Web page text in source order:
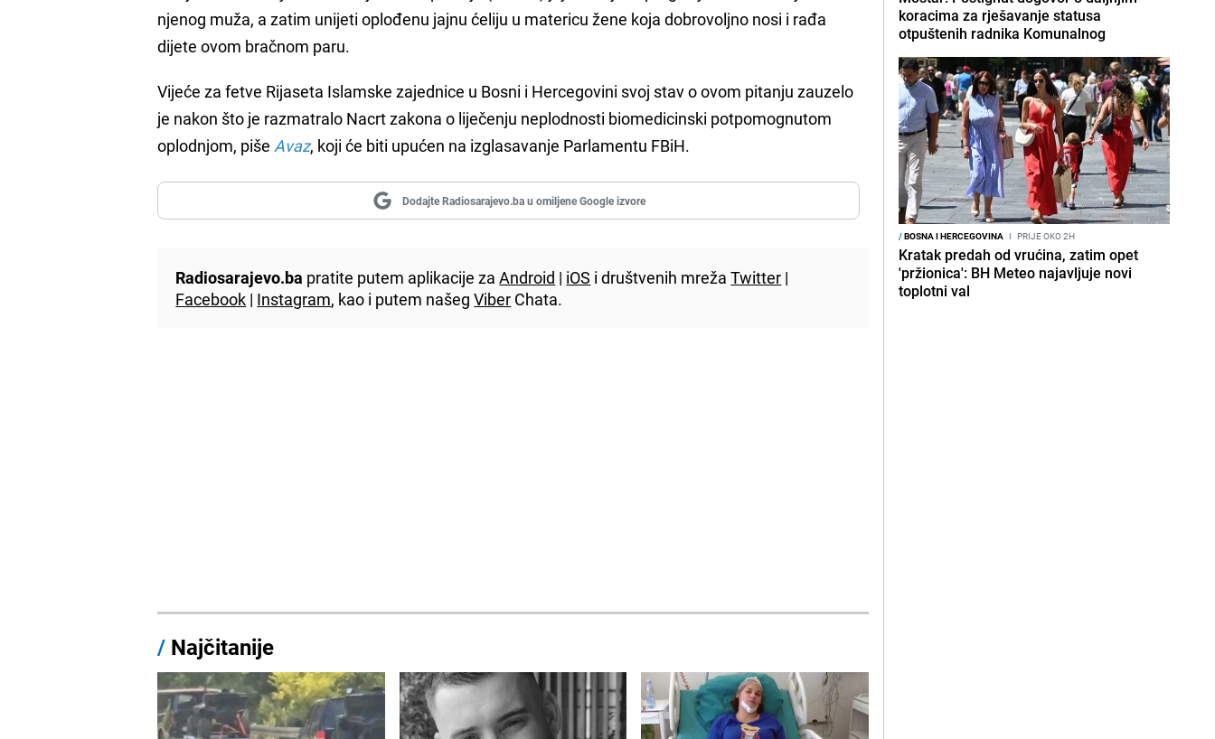
njenog muža, a zatim unijeti oplođenu jajnu ćeliju u matericu žene koja dobrovoljno nosi i rađa
dijete ovom bračnom paru.
Vijeće za fetve Rijaseta Islamske zajednice u Bosni i Hercegovini svoj stav o ovom pitanju zauzelo
je nakon što je razmatralo Nacrt zakona o liječenju neplodnosti biomedicinski potpomognutom
oplodnjom, piše Avaz, koji će biti upućen na izglasavanje Parlamentu FBiH.
Dodajte Radiosarajevo.ba u omiljene Google izvore
Radiosarajevo.ba pratite putem aplikacije zaAndroid | iOS i društvenih mrežaTwitter |
Facebook | Instagram, kao i putem našegViber Chata.
/ Najčitanije
koracima za rješavanje statusa
otpuštenih radnika Komunalnog
/BOSNA I HERCEGOVINA I PRIJE OKO 2H
Kratak predah od vrućina, zatim opet
'pržionica': BH Meteo najavljuje novi
toplotni val